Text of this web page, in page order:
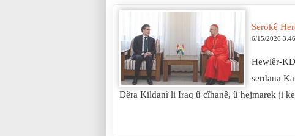
Serokê
6/15/2026
Hewlêr-
serdana
Dêra Kildanî li Iraq û cîhanê, û hejmarek ji